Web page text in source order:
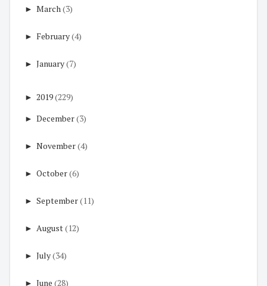
► March (3)
► February(4)
► January(7)
► 2019(229)
► December(3)
► November(4)
► October(6)
► September(11)
► August(12)
► July(34)
► June (28)